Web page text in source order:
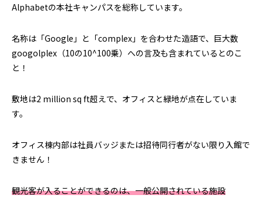
Alphabetの本社キャンパスを総称しています。
名称は「Google」と「complex」を合わせた造語で、巨大数
googolplex（10の10^100乗）への言及も含まれているとのこ
と！
敷地は2 million sq ft超えで、オフィスと緑地が点在していま
す。
オフィス棟内部は社員バッジまたは招待同行者がない限り入館で
きません！
観光客が入ることができるのは、一般公開されている施設